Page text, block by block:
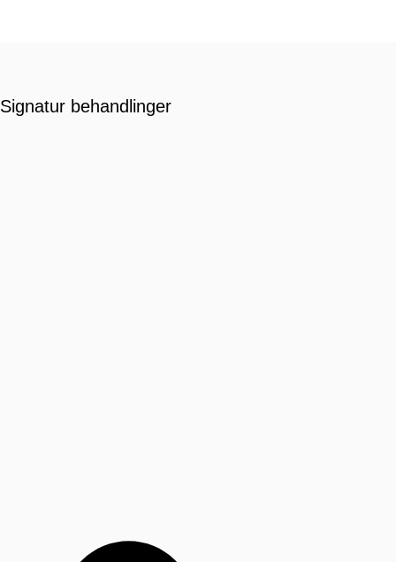
Signatur behandlinger